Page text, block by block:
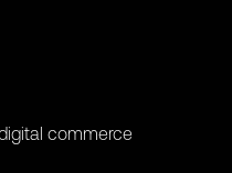
commerce